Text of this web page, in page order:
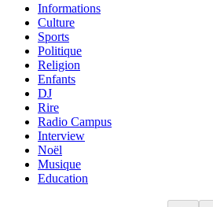
Informations
Culture
Sports
Politique
Religion
Enfants
DJ
Rire
Radio Campus
Interview
Noël
Musique
Education